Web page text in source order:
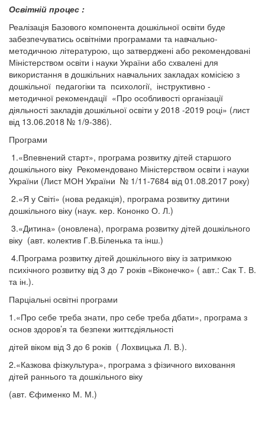
Освітній процес :
Реалізація Базового компонента дошкільної освіти буде
забезпечуватись освітніми програмами та навчально-
методичною літературою, що затверджені або рекомендовані
Міністерством освіти і науки України або схвалені для
використання в дошкільних навчальних закладах комісією з
дошкільної педагогіки та психології, інструктивно -
методичної рекомендації «Про особливості організації
діяльності закладів дошкільної освіти у 2018 -2019 році» (лист
від 13.06.2018 № 1/9-386).
Програми
1.«Впевнений старт», програма розвитку дітей старшого
дошкільного віку Рекомендовано Міністерством освіти і науки
України (Лист МОН України № 1/11-7684 від 01.08.2017 року)
2.«Я у Світі» (нова редакція), програма розвитку дитини
дошкільного віку (наук. кер. Кононко О. Л.)
3.«Дитина» (оновлена), програма розвитку дітей дошкільного
віку (авт. колектив Г.В.Біленька та інш.)
4.Програма розвитку дітей дошкільного віку із затримкою
психічного розвитку від 3 до 7 років «Віконечко» ( авт.: Сак Т. В.
та ін.).
Парціальні освітні програми
1.«Про себе треба знати, про себе треба дбати», програма з
основ здоров’я та безпеки життєдіяльності
дітей віком від 3 до 6 років ( Лохвицька Л. В.).
2.«Казкова фізкультура», програма з фізичного виховання
дітей раннього та дошкільного віку
(авт. Єфименко М. М.)